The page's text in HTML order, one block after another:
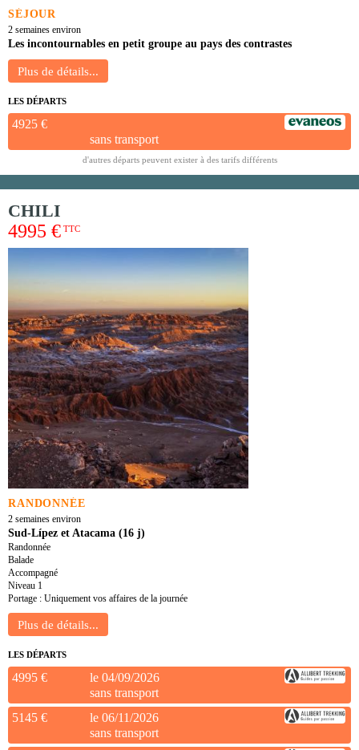
SÉJOUR
2 semaines environ
Les incontournables en petit groupe au pays des contrastes
LES DÉPARTS
4925 €
sans transport
d'autres départs peuvent exister à des tarifs différents
CHILI
4995 € TTC
RANDONNÉE
2 semaines environ
Sud-Lípez et Atacama (16 j)
Randonnée
Balade
Accompagné
Niveau 1
Portage : Uniquement vos affaires de la journée
LES DÉPARTS
4995 €
le 04/09/2026
sans transport
5145 €
le 06/11/2026
sans transport